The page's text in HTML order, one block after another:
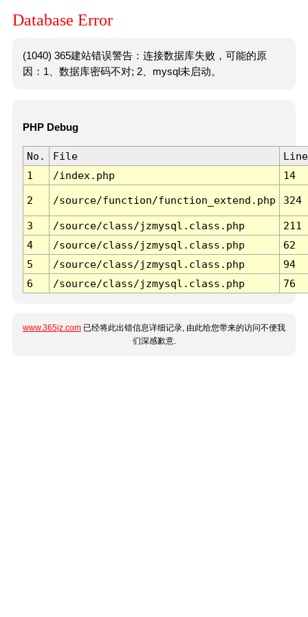
Database Error
(1040) 365建站错误警告：连接数据库失败，可能的原
因：1、数据库密码不对; 2、mysql未启动。
PHP Debug
No. File
Line
1
/index.php 14
2 /source/function/function_extend.php 324
3 /source/class/jzmysql.class.php
211
4
/source/class/jzmysql.class.php
62
5
/source/class/jzmysql.class.php
94
6
/source/class/jzmysql.class.php 76
www.365jz.com 已经将此出错信息详细记录, 由此给您带来的访问不便我
们深感歉意.